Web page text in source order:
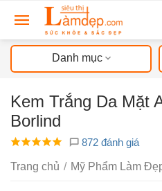
Danh mục
Kem Trắng Da Mặt
Borlind
872 đánh giá
Trang chủ / Mỹ Phẩm Làm